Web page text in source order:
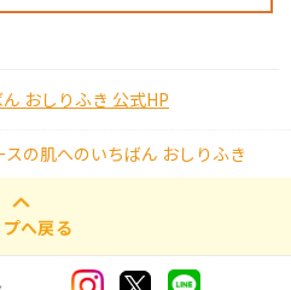
おしりふき 公式HP
スの肌へのいちばん おしりふき
プへ戻る